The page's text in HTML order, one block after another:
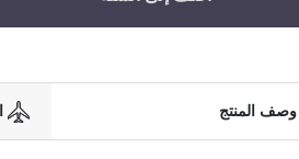
وصف المنتج